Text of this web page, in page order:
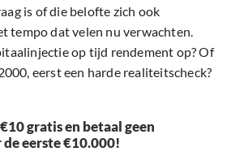
is of die belofte zich ook
tempo dat velen nu verwachten.
op tijd rendement op? Of
eerst een harde realiteitscheck?
gratis en betaal geen
eerste €10.000!